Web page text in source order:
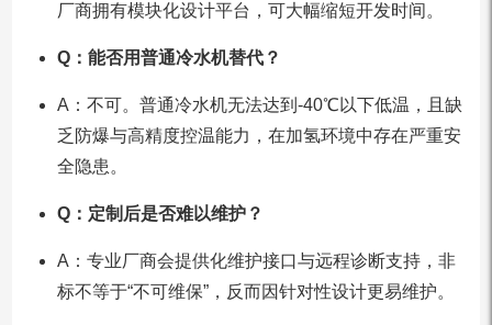
厂商拥有模块化设计平台，可大幅缩短开发时间。
Q：能否用普通冷水机替代？
A：不可。普通冷水机无法达到-40℃以下低温，且缺
乏防爆与高精度控温能力，在加氢环境中存在严重安
全隐患。
Q：定制后是否难以维护？
A：专业厂商会提供化维护接口与远程诊断支持，非
标不等于“不可维保”，反而因针对性设计更易维护。